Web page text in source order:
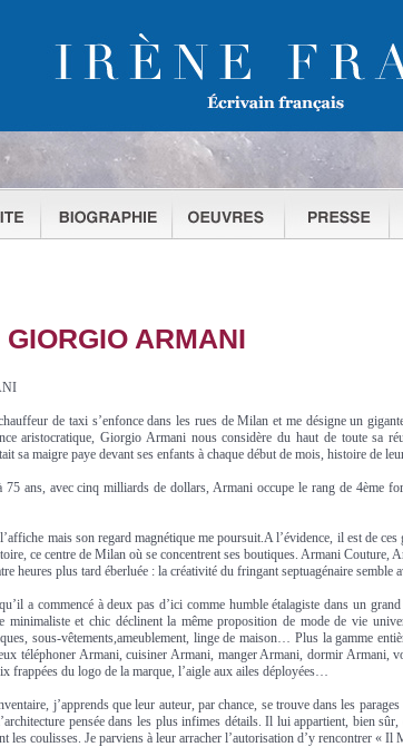
ARMANI
de taxi s’enfonce dans les rues de Milan et me désigne un
aristocratique, Giorgio Armani nous considère du haut de toute sa
sa maigre paye devant ses enfants à chaque début de mois, histoire de
ans, avec cinq milliards de dollars, Armani occupe le rang de 4ème
mais son regard magnétique me poursuit.A l’évidence, il est de
ce centre de Milan où se concentrent ses boutiques. Armani Couture,
heures plus tard éberluée : la créativité du fringant septuagénaire semble
a commencé à deux pas d’ici comme humble étalagiste dans un
minimaliste et chic déclinent la même proposition de mode de vie
sous-vêtements,ameublement, linge de maison… Plus la gamme
téléphoner Armani, cuisiner Armani, manger Armani, dormir Armani,
frappées du logo de la marque, l’aigle aux ailes déployées…
j’apprends que leur auteur, par chance, se trouve dans les
pensée dans les plus infimes détails. Il lui appartient, bien
les coulisses. Je parviens à leur arracher l’autorisation d’y rencontrer « Il